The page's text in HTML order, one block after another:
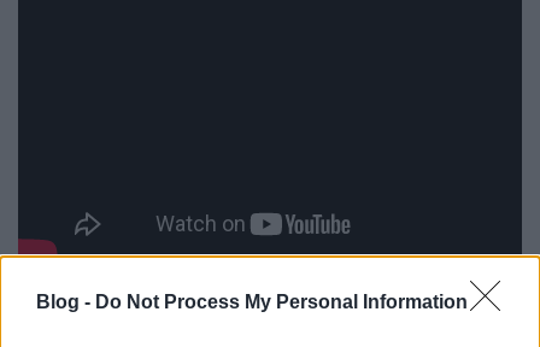
Blog - Do Not Process My Personal Information
A gyorsan elkapkodott kislemezek után 2022-ben